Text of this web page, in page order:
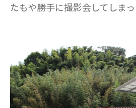
たもや勝手に撮影会してしまっ